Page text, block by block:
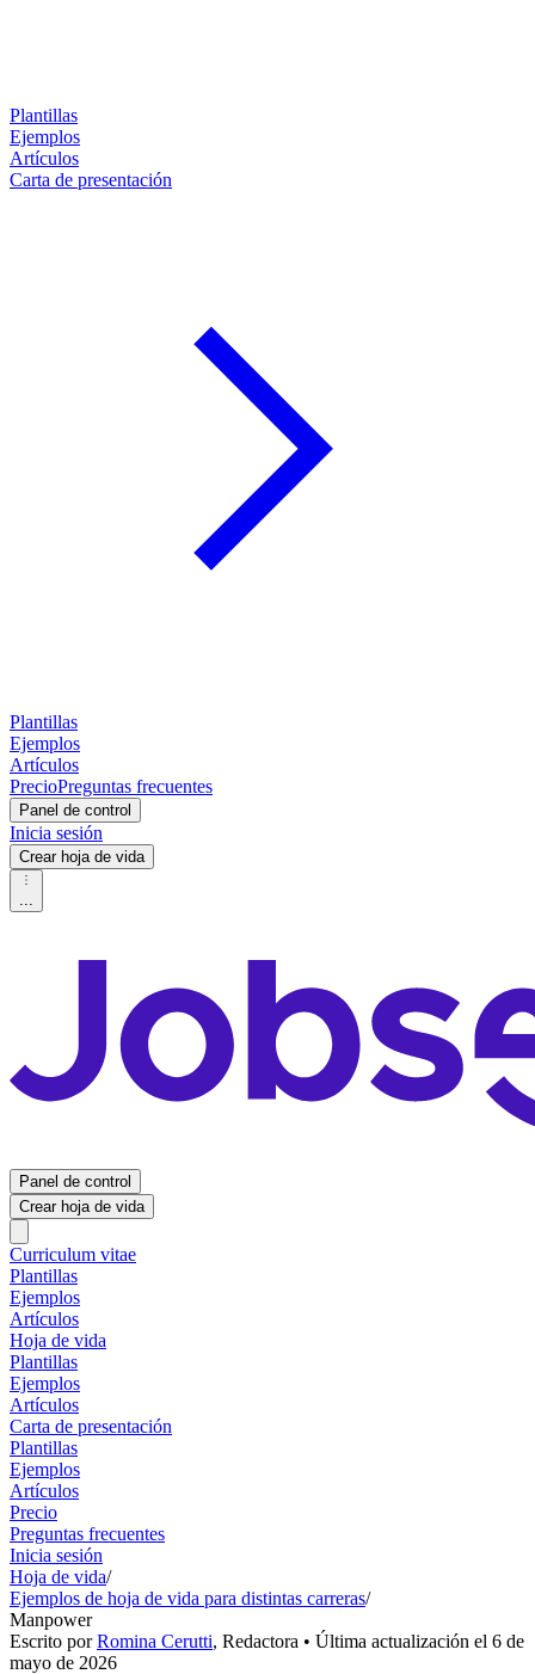
Plantillas
Ejemplos
Artículos
Carta de presentación
Plantillas
Ejemplos
Artículos
PrecioPreguntas frecuentes
Panel de control
Inicia sesión
Crear hoja de vida
...
Panel de control
Crear hoja de vida
Curriculum vitae
Plantillas
Ejemplos
Artículos
Hoja de vida
Plantillas
Ejemplos
Artículos
Carta de presentación
Plantillas
Ejemplos
Artículos
Precio
Preguntas frecuentes
Inicia sesión
Hoja de vida/
Ejemplos de hoja de vida para distintas carreras/
Manpower
Escrito porRomina Cerutti, Redactora • Última actualización el 6 de
mayo de 2026